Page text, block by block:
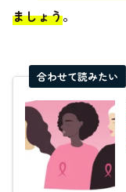
ましょう。
合わせて読みたい